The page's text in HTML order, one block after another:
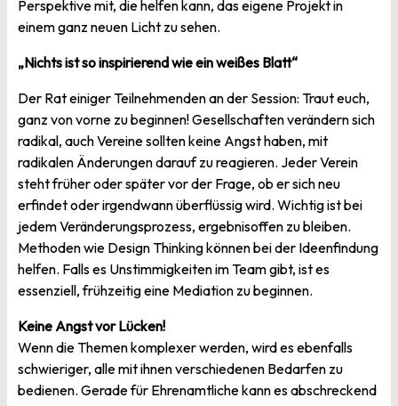
Perspektive mit, die helfen kann, das eigene Projekt in
einem ganz neuen Licht zu sehen.
„Nichts ist so inspirierend wie ein weißes Blatt“
Der Rat einiger Teilnehmenden an der Session: Traut euch,
ganz von vorne zu beginnen! Gesellschaften verändern sich
radikal, auch Vereine sollten keine Angst haben, mit
radikalen Änderungen darauf zu reagieren. Jeder Verein
steht früher oder später vor der Frage, ob er sich neu
erfindet oder irgendwann überflüssig wird. Wichtig ist bei
jedem Veränderungsprozess, ergebnisoffen zu bleiben.
Methoden wie Design Thinking können bei der Ideenfindung
helfen. Falls es Unstimmigkeiten im Team gibt, ist es
essenziell, frühzeitig eine Mediation zu beginnen.
Keine Angst vor Lücken!
Wenn die Themen komplexer werden, wird es ebenfalls
schwieriger, alle mit ihnen verschiedenen Bedarfen zu
bedienen. Gerade für Ehrenamtliche kann es abschreckend